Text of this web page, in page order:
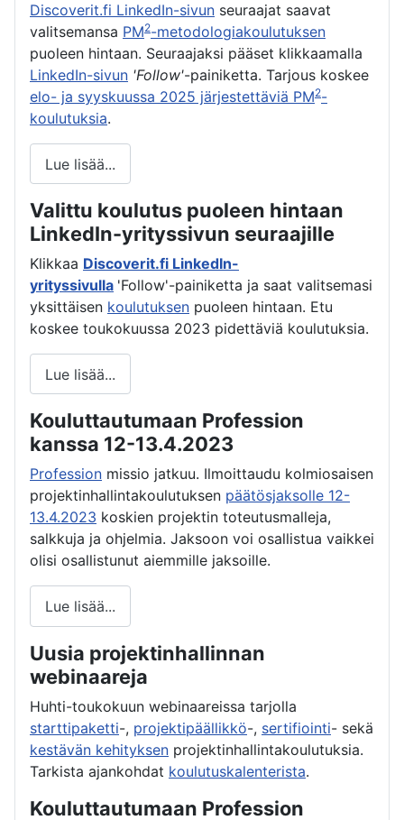
Discoverit.fi LinkedIn-sivun seuraajat saavat
valitsemansa PM2-metodologiakoulutuksen
puoleen hintaan. Seuraajaksi pääset klikkaamalla
LinkedIn-sivun 'Follow'-painiketta. Tarjous koskee
elo- ja syyskuussa 2025 järjestettäviä PM2-
koulutuksia.
Lue lisää...
Valittu koulutus puoleen hintaan
LinkedIn-yrityssivun seuraajille
Klikkaa Discoverit.fi LinkedIn-
yrityssivulla 'Follow'-painiketta ja saat valitsemasi
yksittäisen koulutuksen puoleen hintaan. Etu
koskee toukokuussa 2023 pidettäviä koulutuksia.
Lue lisää...
Kouluttautumaan Profession
kanssa 12-13.4.2023
Profession missio jatkuu. Ilmoittaudu kolmiosaisen
projektinhallintakoulutuksen päätösjaksolle 12-
13.4.2023 koskien projektin toteutusmalleja,
salkkuja ja ohjelmia. Jaksoon voi osallistua vaikkei
olisi osallistunut aiemmille jaksoille.
Lue lisää...
Uusia projektinhallinnan
webinaareja
Huhti-toukokuun webinaareissa tarjolla
starttipaketti-, projektipäällikkö-, sertifiointi- sekä
kestävän kehityksen projektinhallintakoulutuksia.
Tarkista ajankohdat koulutuskalenterista.
Kouluttautumaan Profession